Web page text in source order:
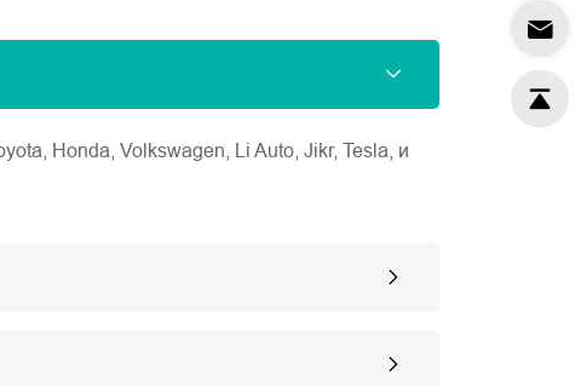
Honda, Volkswagen, Li Auto, Jikr, Tesla, и